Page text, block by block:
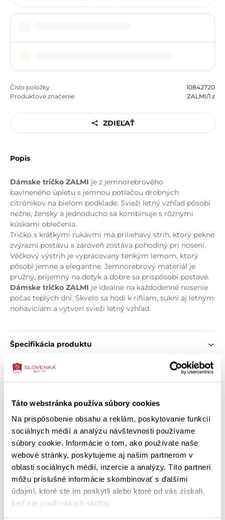
Táto webstránka používa súbory cookies
Na prispôsobenie obsahu a reklám, poskytovanie funkcií
sociálnych médií a analýzu návštevnosti používame
súbory cookie. Informácie o tom, ako používate naše
webové stránky, poskytujeme aj našim partnerom v
oblasti sociálnych médií, inzercie a analýzy. Títo partneri
môžu príslušné informácie skombinovať s ďalšími
údajmi, ktoré ste im poskytli alebo ktoré od vás získali,
keď ste používali ich služby.
Číslo položky
10842720
Produktové značenie
ZALMI/1 z
ZDIEĽAŤ
Popis
Dámske tričko ZALMI je z jemnorebrového
bavlneného úpletu s jemnou potlačou drobných
citrónikov na bielom podklade. Svieži letný vzhľad pôsobí
nežne, žensky a jednoducho sa kombinuje s rôznymi
kúskami oblečenia.
Tričko s krátkymi rukávmi má priliehavý strih, ktorý pekne
zvýrazní postavu a zároveň zostáva pohodlný pri nosení.
Véčkový výstrih je vypracovaný tenkým lemom, ktorý
pôsobí jemne a elegantne. Jemnorebrový materiál je
pružný, príjemný na dotyk a dobre sa prispôsobí postave.
Dámske tričko ZALMI je ideálne na každodenné nosenie
počas teplých dní. Skvelo sa hodí k rifliam, sukni aj letným
nohaviciam a vytvorí svieži letný vzhľad.
Vlastnosti výrobku:
jemnorebrový bavlnený úplet
potlač drobných citrónikov
biely podklad
krátke rukávy
priliehavý strih
tenký lem vo výstrihu
príjemný a pružný materiál
vhodné na každodenné nosenie
jednoduché kombinovanie s oblečením
Špecifikácia produktu
O zložení výrobku
Ako správne vybrať veľkosť
Ako ošetriť výrobok
Zákazníci si tiež kúpili